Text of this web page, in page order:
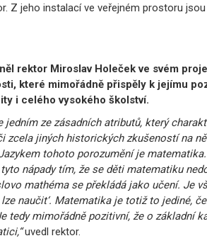
Z jeho instalací ve veřejném prostoru
rektor Miroslav Holeček ve svém
které mimořádně přispěly k jejímu
i celého vysokého školství.
jedním ze zásadních atributů, který
zcela jiných historických zkušeností na
tohoto porozumění je
nápady tím, že se děti matematiku
mathéma se překládá jako učení. Je
naučit‘. Matematika je totiž to jediné,
tedy mimořádně pozitivní, že o základní
uvedl rektor.